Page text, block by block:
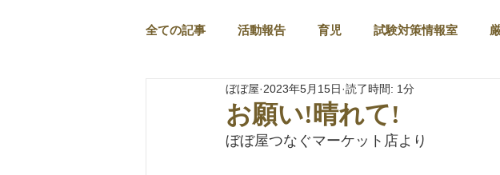
全ての記事 活動報告 育児 試験対策情報室
お願い!晴れて!
ぼぼ屋 2023年5月15日 読了時間: 1分
ぼぼ屋つなぐマーケット店より